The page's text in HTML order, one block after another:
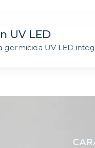
UV LED
germicida UV LED